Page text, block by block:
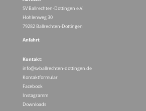
SV Ballrechten-Dottingen e.V.
Hohlenweg 30
79282 Ballrechten-Dottingen
Anfahrt
Kontakt:
info@svballrechten-dottingen.de
Kontaktformular
Facebook
Instagramm
Downloads